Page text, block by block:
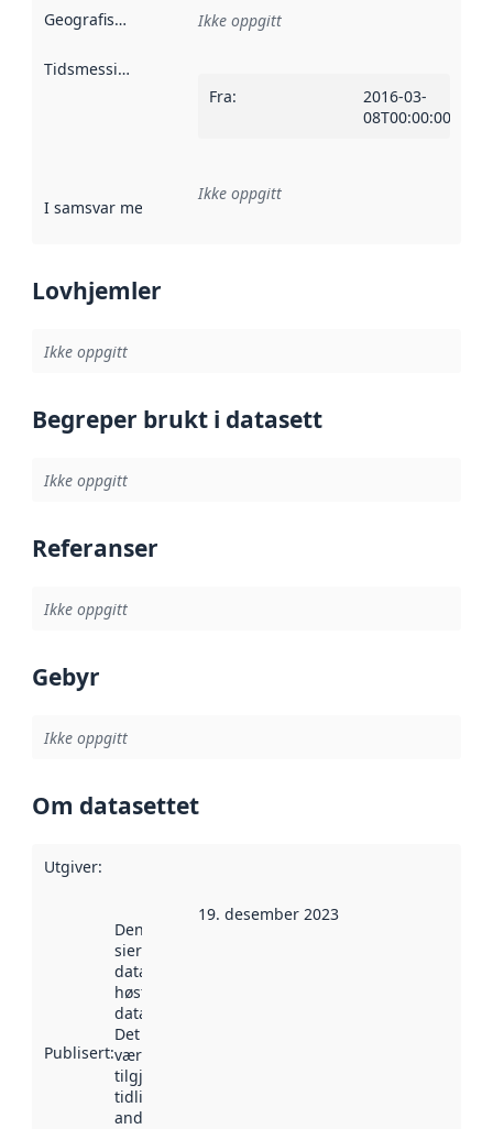
Geografisk avgrensning :
Ikke oppgitt
Tidsmessig avgrensning
Fra:
2016-03-
08T00:00:00Z
I samsvar med Referanse til en implementasjonsregel
Ikke oppgitt
Lovhjemler
Ikke oppgitt
Begreper brukt i datasett
Ikke oppgitt
Referanser
Ikke oppgitt
Gebyr
Ikke oppgitt
Om datasettet
Utgiver:
Publisert:
Denne datoen
sier når
datasettet ble
høstet av
data.norge.no.
Det kan ha
vært
tilgjengelig
tidligere
andre steder.
19. desember 2023